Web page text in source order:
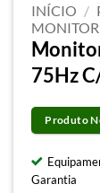
INÍCIO /
75Hz
Produto
Garantia